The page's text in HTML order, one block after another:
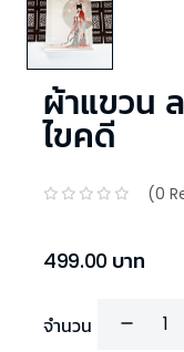
ผ้าแขวน
ไขคดี
(0
499.00 บาท
จำนวน